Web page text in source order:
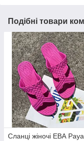
Подібні товари
Сланці жіночі ЕВА